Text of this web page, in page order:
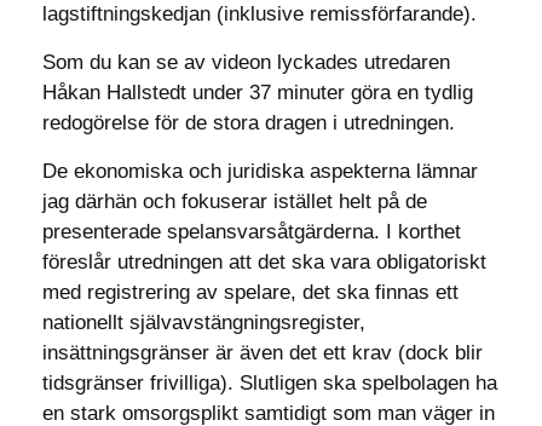
lagstiftningskedjan (inklusive remissförfarande).
Som du kan se av videon lyckades utredaren
Håkan Hallstedt under 37 minuter göra en tydlig
redogörelse för de stora dragen i utredningen.
De ekonomiska och juridiska aspekterna lämnar
jag därhän och fokuserar istället helt på de
presenterade spelansvarsåtgärderna. I korthet
föreslår utredningen att det ska vara obligatoriskt
med registrering av spelare, det ska finnas ett
nationellt självavstängningsregister,
insättningsgränser är även det ett krav (dock blir
tidsgränser frivilliga). Slutligen ska spelbolagen ha
en stark omsorgsplikt samtidigt som man väger in